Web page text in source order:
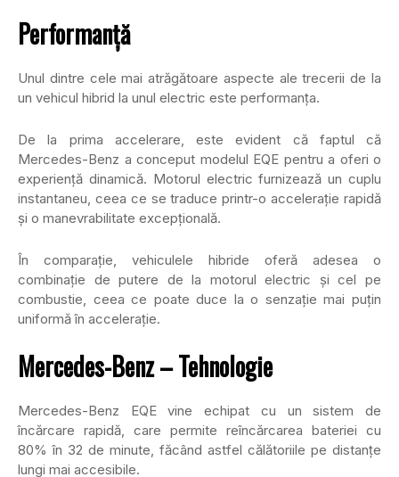
Performanță
Unul dintre cele mai atrăgătoare aspecte ale trecerii de la
un vehicul hibrid la unul electric este performanța.
De la prima accelerare, este evident că faptul că
Mercedes-Benz a conceput modelul EQE pentru a oferi o
experiență dinamică. Motorul electric furnizează un cuplu
instantaneu, ceea ce se traduce printr-o accelerație rapidă
și o manevrabilitate excepțională.
În comparație, vehiculele hibride oferă adesea o
combinație de putere de la motorul electric și cel pe
combustie, ceea ce poate duce la o senzație mai puțin
uniformă în accelerație.
Mercedes-Benz – Tehnologie
Mercedes-Benz EQE vine echipat cu un sistem de
încărcare rapidă, care permite reîncărcarea bateriei cu
80% în 32 de minute, făcând astfel călătoriile pe distanțe
lungi mai accesibile.